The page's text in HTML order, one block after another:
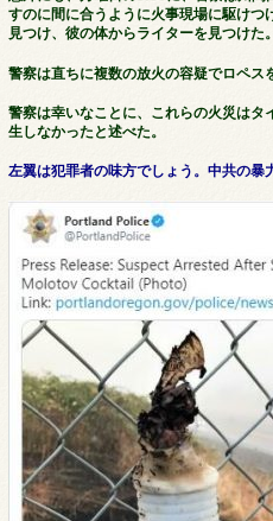
すのに間に合うように火事現場に駆けつ
見つけ、彼の体からライターを見つけた
警察は直ちに複数の放火の容疑でロペス
警察は幸いなことに、これらの火災はタ
生しなかったと述べた。
左翼は犯罪者の味方でしょう。中共の暴